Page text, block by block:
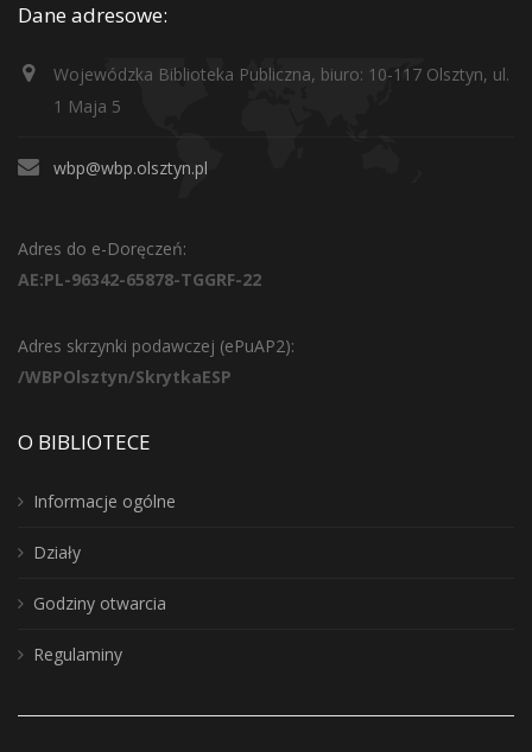
Dane adresowe:
Wojewódzka Biblioteka Publiczna, biuro: 10-117 Olsztyn, ul.
1 Maja 5
wbp@wbp.olsztyn.pl
Adres do e-Doręczeń:
AE:PL-96342-65878-TGGRF-22
Adres skrzynki podawczej (ePuAP2):
/WBPOlsztyn/SkrytkaESP
O BIBLIOTECE
Informacje ogólne
Działy
Godziny otwarcia
Regulaminy